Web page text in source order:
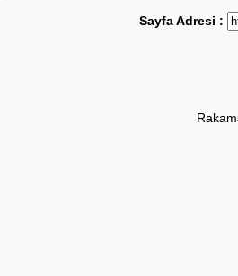
Sayfa Adresi :